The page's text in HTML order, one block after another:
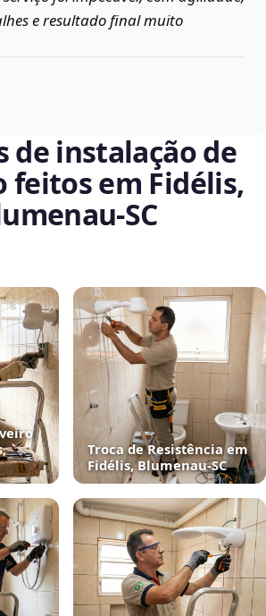
e resultado final muito
de instalação de
feitos em Fidélis,
Troca de Resistência em
Fidélis, Blumenau‑SC